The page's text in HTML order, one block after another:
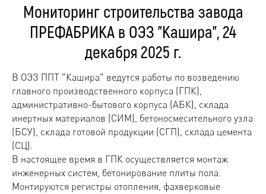
Мониторинг строительства завода
ПРЕФАБРИКА в ОЭЗ "Кашира", 24
декабря 2025 г.
В ОЭЗ ППТ "Кашира" ведутся работы по возведению
главного производственного корпуса (ГПК),
административно-бытового корпуса (АБК), склада
инертных материалов (СИМ), бетоносмесительного узла
(БСУ), склада готовой продукции (СГП), склада цемента
(СЦ).
В настоящее время в ГПК осуществляется монтаж
инженерных систем, бетонирование плиты пола.
Монтируются регистры отопления, фахверковые